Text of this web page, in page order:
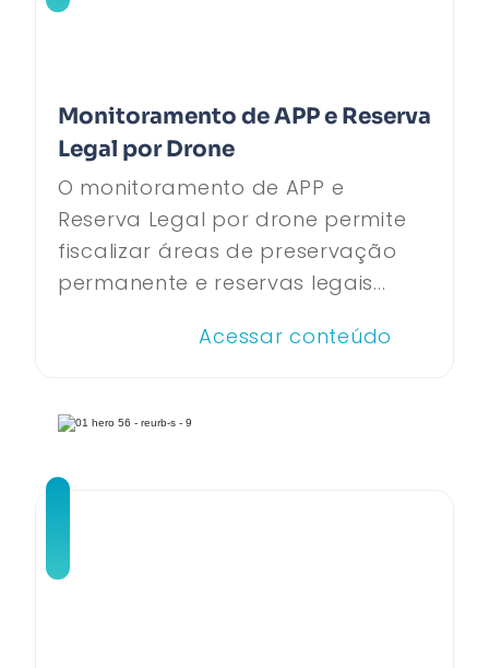
Monitoramento de APP e Reserva
Legal por Drone
O monitoramento de APP e
Reserva Legal por drone permite
fiscalizar áreas de preservação
permanente e reservas legais...
Acessar conteúdo